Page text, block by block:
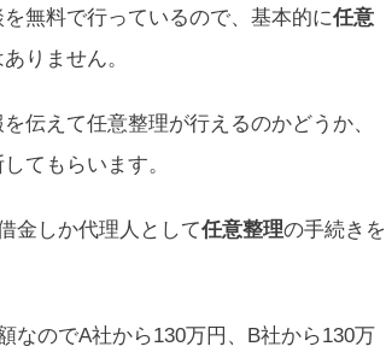
無料で行っているので、基本的に任意
りません。
伝えて任意整理が行えるのかどうか、
てもらいます。
金しか代理人として任意整理の手続きを
なのでA社から130万円、B社から130万